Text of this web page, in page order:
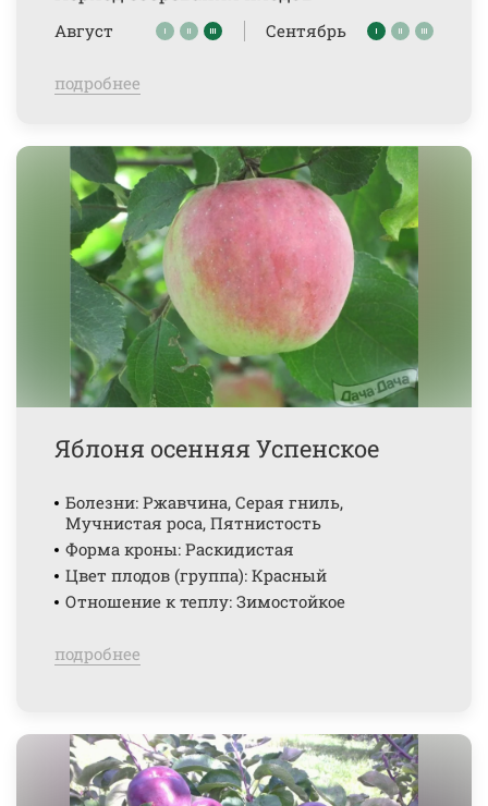
Август Сентябрь
подробнее
Яблоня осенняя Успенское
Болезни: Ржавчина, Серая гниль,
Мучнистая роса, Пятнистость
Форма кроны: Раскидистая
Цвет плодов (группа): Красный
Отношение к теплу: Зимостойкое
подробнее